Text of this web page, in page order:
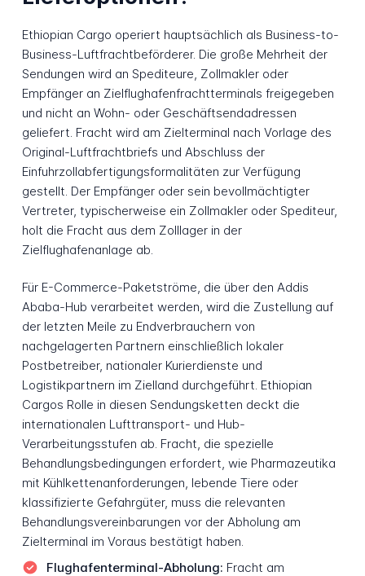
Ethiopian Cargo operiert hauptsächlich als Business-to-
Business-Luftfrachtbeförderer. Die große Mehrheit der
Sendungen wird an Spediteure, Zollmakler oder
Empfänger an Zielflughafenfrachtterminals freigegeben
und nicht an Wohn- oder Geschäftsendadressen
geliefert. Fracht wird am Zielterminal nach Vorlage des
Original-Luftfrachtbriefs und Abschluss der
Einfuhrzollabfertigungsformalitäten zur Verfügung
gestellt. Der Empfänger oder sein bevollmächtigter
Vertreter, typischerweise ein Zollmakler oder Spediteur,
holt die Fracht aus dem Zolllager in der
Zielflughafenanlage ab.
Für E-Commerce-Paketströme, die über den Addis
Ababa-Hub verarbeitet werden, wird die Zustellung auf
der letzten Meile zu Endverbrauchern von
nachgelagerten Partnern einschließlich lokaler
Postbetreiber, nationaler Kurierdienste und
Logistikpartnern im Zielland durchgeführt. Ethiopian
Cargos Rolle in diesen Sendungsketten deckt die
internationalen Lufttransport- und Hub-
Verarbeitungsstufen ab. Fracht, die spezielle
Behandlungsbedingungen erfordert, wie Pharmazeutika
mit Kühlkettenanforderungen, lebende Tiere oder
klassifizierte Gefahrgüter, muss die relevanten
Behandlungsvereinbarungen vor der Abholung am
Zielterminal im Voraus bestätigt haben.
Flughafenterminal-Abholung: Fracht am